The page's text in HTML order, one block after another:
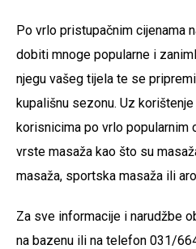
Po vrlo pristupačnim cijenama
dobiti mnoge popularne i
njegu vašeg tijela te se
kupališnu sezonu. Uz
korisnicima po vrlo popularnim
vrste masaža kao što su
masaža, sportska masaža ili
Za sve informacije i narudžbe
na bazenu ili na telefon 031/